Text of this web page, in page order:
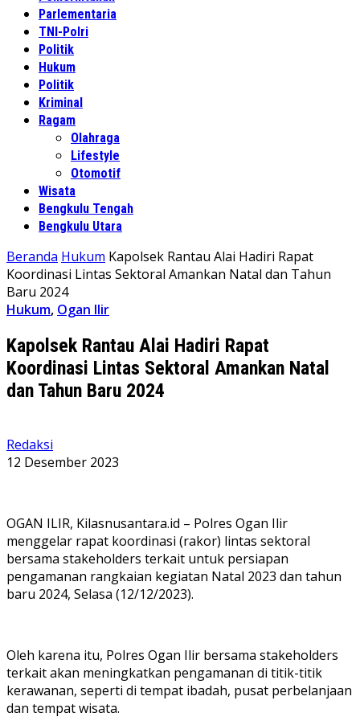
Parlementaria
TNI-Polri
Politik
Hukum
Politik
Kriminal
Ragam
Olahraga
Lifestyle
Otomotif
Wisata
Bengkulu Tengah
Bengkulu Utara
Beranda Hukum Kapolsek Rantau Alai Hadiri Rapat
Koordinasi Lintas Sektoral Amankan Natal dan Tahun
Baru 2024
Hukum, Ogan Ilir
Kapolsek Rantau Alai Hadiri Rapat
Koordinasi Lintas Sektoral Amankan Natal
dan Tahun Baru 2024
Redaksi
12 Desember 2023
OGAN ILIR, Kilasnusantara.id – Polres Ogan Ilir
menggelar rapat koordinasi (rakor) lintas sektoral
bersama stakeholders terkait untuk persiapan
pengamanan rangkaian kegiatan Natal 2023 dan tahun
baru 2024, Selasa (12/12/2023).
Oleh karena itu, Polres Ogan Ilir bersama stakeholders
terkait akan meningkatkan pengamanan di titik-titik
kerawanan, seperti di tempat ibadah, pusat perbelanjaan
dan tempat wisata.